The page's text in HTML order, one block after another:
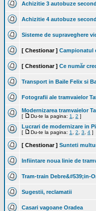
Achizitie 3 autobuze
Achizitie 4 autobuze
Sisteme de supraveghere
[ Chestionar ] Campionatul
[ Chestionar ] Ce număr
Transport in Baile Felix si
Fotografii ale tramvaielor
Modernizarea tramvaielor
[ Du-te la pagina: 1 2 ]
Lucrari de modernizare in
[ Du-te la pagina: 1 2 3 4 ]
[ Chestionar ] Sunteti
Infiintare noua linie de
Tram-train Debre&#539;in-
Sugestii, reclamatii
Casari vagoane Oradea